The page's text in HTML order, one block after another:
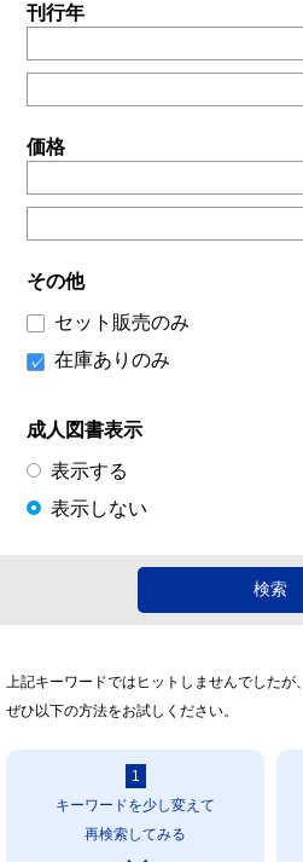
刊行年
価格
その他
セット販売のみ
在庫ありのみ
成人図書表示
表示する
表示しない
上記キーワードではヒットしませんでしたが、
ぜひ以下の方法をお試しください。
1
キーワードを少し変えて
再検索してみる